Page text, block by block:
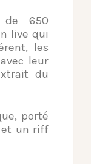
de 650
live qui
les
leur
du
porté
et un riff